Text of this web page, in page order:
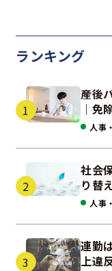
ランキング
産後
｜免
説 人事
社会
り替
説！
人事
連勤
上違